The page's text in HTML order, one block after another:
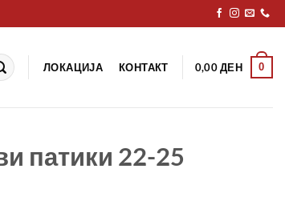
ЛОКАЦИЈА КОНТАКТ 0,00ДЕН 0
патики 22-25